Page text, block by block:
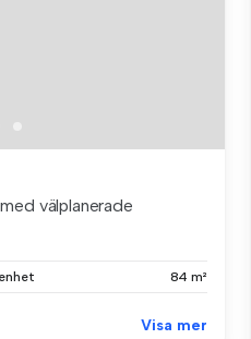
välplanerade
84 m²
Visa mer